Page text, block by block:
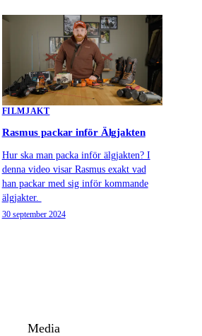
FILMJAKT
Rasmus packar inför Älgjakten
Hur ska man packa inför älgjakten? I
denna video visar Rasmus exakt vad
han packar med sig inför kommande
älgjakter.
30 september 2024
Media